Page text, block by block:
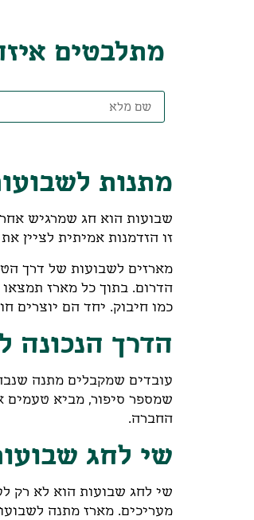
מתלבטים
מתנות
שבועות הוא חג שמרגיש
זו הזדמנות אמיתית לציין
מארזים לשבועות של דרך
הדרום. בתוך כל מארז תמצאו
כמו חיבוק. יחד הם יוצרים
הדרך הנכונה
עובדים שמקבלים מתנה
שמספר סיפור, מביא טעמים
החברה.
שי לחג
שי לחג שבועות הוא לא רק
מעריכים. מארז מתנה